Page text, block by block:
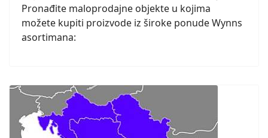
Pronađite maloprodajne objekte u kojima
možete kupiti proizvode iz široke ponude Wynns
asortimana: